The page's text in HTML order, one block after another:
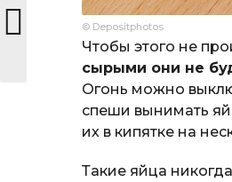
© Depositphotos
Чтобы этого не
сырыми они не
Огонь можно
спеши вынимать
их в кипятке на
Такие яйца